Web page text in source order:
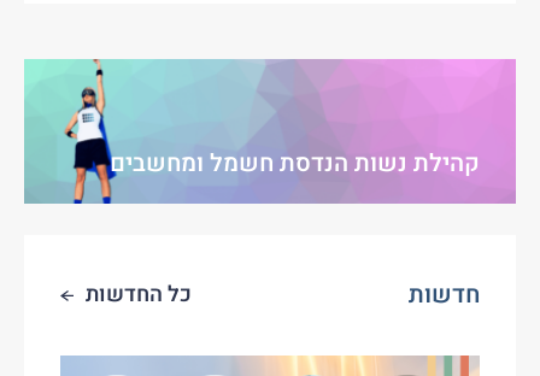
קהילת נשות הנדסת חשמל ומחשבים
חדשות כל החדשות